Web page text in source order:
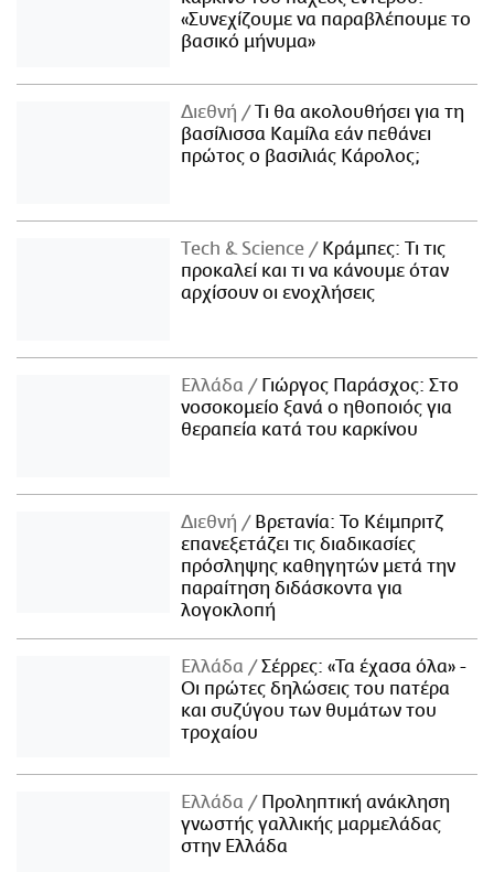
«Συνεχίζουμε να παραβλέπουμε το
βασικό μήνυμα»
Διεθνή
Τι θα ακολουθήσει για τη
βασίλισσα Καμίλα εάν πεθάνει
πρώτος ο βασιλιάς Κάρολος;
Τech & Science
Κράμπες: Τι τις
προκαλεί και τι να κάνουμε όταν
αρχίσουν οι ενοχλήσεις
Ελλάδα
Γιώργος Παράσχος: Στο
νοσοκομείο ξανά ο ηθοποιός για
θεραπεία κατά του καρκίνου
Διεθνή
Βρετανία: Το Κέιμπριτζ
επανεξετάζει τις διαδικασίες
πρόσληψης καθηγητών μετά την
παραίτηση διδάσκοντα για
λογοκλοπή
Ελλάδα
Σέρρες: «Τα έχασα όλα» -
Οι πρώτες δηλώσεις του πατέρα
και συζύγου των θυμάτων του
τροχαίου
Ελλάδα
Προληπτική ανάκληση
γνωστής γαλλικής μαρμελάδας
στην Ελλάδα